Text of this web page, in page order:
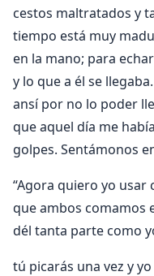
cestos maltratados y
tiempo está muy
en la mano; para
y lo que a él se
ansí por no lo poder
que aquel día me
golpes. Sentámonos
“Agora quiero yo usar
que ambos comamos
dél tanta parte como
tú picarás una vez y